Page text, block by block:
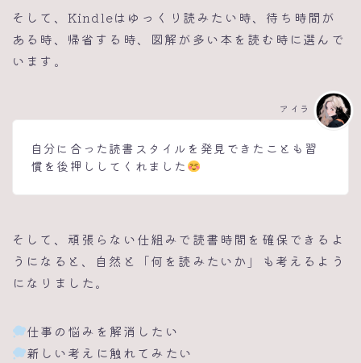
そして、Kindleはゆっくり読みたい時、待ち時間が
ある時、帰省する時、図解が多い本を読む時に選んで
います。
自分に合った読書スタイルを発見できたことも習
慣を後押ししてくれました
アイラ
そして、頑張らない仕組みで読書時間を確保できるよ
うになると、自然と「何を読みたいか」も考えるよう
になりました。
仕事の悩みを解消したい
新しい考えに触れてみたい